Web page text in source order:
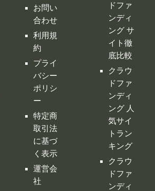
お問い
合わせ
利用規
約
プライ
バシー
ポリシ
ー
特定商
取引法
に基づ
く表示
運営会
社
ドファ
ンディ
ング サ
イト徹
底比較
クラウ
ドファ
ンディ
ング 人
気サイ
トラン
キング
クラウ
ドファ
ンディ